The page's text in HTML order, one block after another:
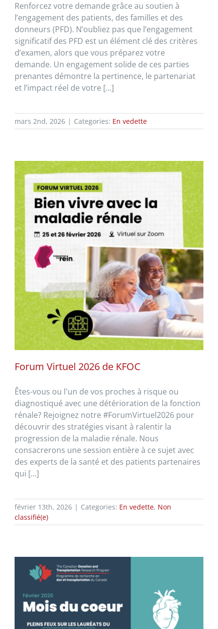
Renforcez votre demande grâce au soutien à
l’engagement des patients, des familles et des
donneurs (PFD). N’oubliez pas que l’engagement
significatif des PFD est un élément clé des critères
d’examen, alors que vous préparez votre
demande. Un engagement solide de ces parties
prenantes démontre la pertinence, le partenariat
et l’impact réel de votre [...]
mars 2nd, 2026 | Categories: En vedette
Forum Virtuel 2026 de KFOC
Êtes-vous ou l'un de vos proches à risque ou
diagnostiqué avec une détérioration de la fonction
rénale? Rejoignez notre #ForumVirtuel2026 pour
découvrir des stratégies visant à ralentir la
progression de la maladie rénale. Nous
consacrerons une session entière à ce sujet avec
des experts de la santé et des patients partenaires
qui [...]
février 13th, 2026 | Categories: En vedette, Non
classifié(e)